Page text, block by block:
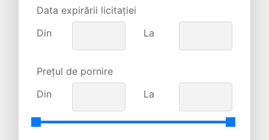
Data expirării licitației
Din
La
Prețul de pornire
Din
La